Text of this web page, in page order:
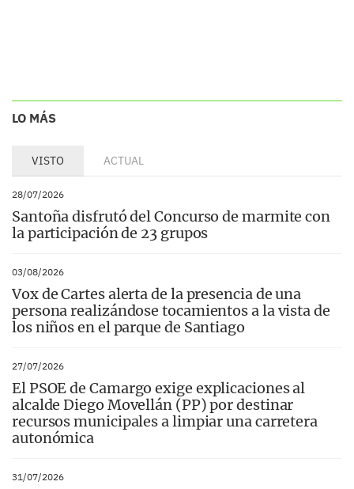
LO MÁS
VISTO ACTUAL
28/07/2026
Santoña disfrutó del Concurso de marmite con
la participación de 23 grupos
03/08/2026
Vox de Cartes alerta de la presencia de una
persona realizándose tocamientos a la vista de
los niños en el parque de Santiago
27/07/2026
El PSOE de Camargo exige explicaciones al
alcalde Diego Movellán (PP) por destinar
recursos municipales a limpiar una carretera
autonómica
31/07/2026